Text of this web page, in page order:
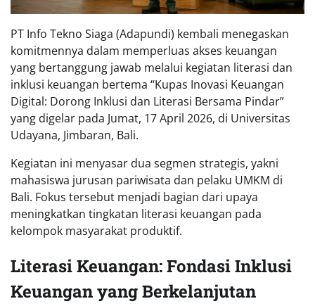
PT Info Tekno Siaga (Adapundi) kembali menegaskan
komitmennya dalam memperluas akses keuangan
yang bertanggung jawab melalui kegiatan literasi dan
inklusi keuangan bertema “Kupas Inovasi Keuangan
Digital: Dorong Inklusi dan Literasi Bersama Pindar”
yang digelar pada Jumat, 17 April 2026, di Universitas
Udayana, Jimbaran, Bali.
Kegiatan ini menyasar dua segmen strategis, yakni
mahasiswa jurusan pariwisata dan pelaku UMKM di
Bali. Fokus tersebut menjadi bagian dari upaya
meningkatkan tingkatan literasi keuangan pada
kelompok masyarakat produktif.
Literasi Keuangan: Fondasi Inklusi
Keuangan yang Berkelanjutan